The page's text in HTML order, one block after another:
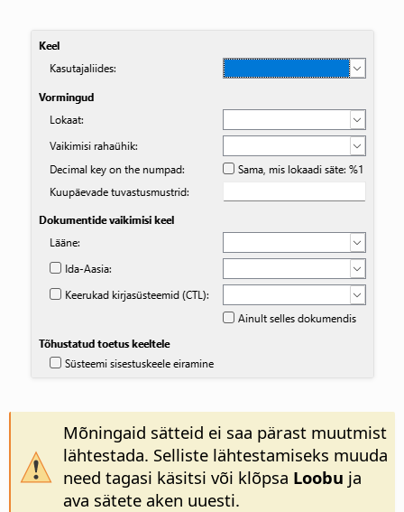
Mõningaid sätteid ei saa pärast muutmist
lähtestada. Selliste lähtestamiseks muuda
need tagasi käsitsi või klõpsa Loobu ja
ava sätete aken uuesti.